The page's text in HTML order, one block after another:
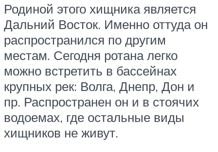
Родиной этого хищника является
Дальний Восток. Именно оттуда он
распространился по другим
местам. Сегодня ротана легко
можно встретить в бассейнах
крупных рек: Волга, Днепр, Дон и
пр. Распространен он и в стоячих
водоемах, где остальные виды
хищников не живут.